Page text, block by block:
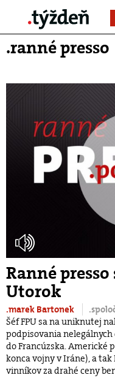
.ranné presso
Ranné
Utorok
.marek Bartonek
Šéf FPU sa na uniknutej
podpisovania
do Francúzska. Americké
konca vojny v Iráne), a
vinníkov za drahé ceny